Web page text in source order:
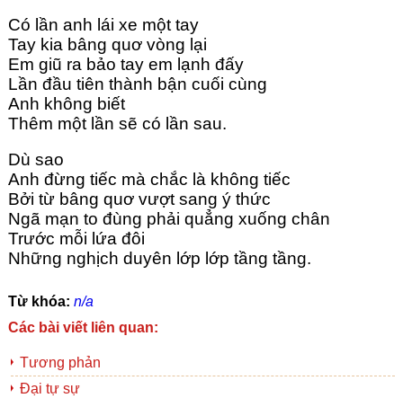
Có lần anh lái xe một tay
Tay kia bâng quơ vòng lại
Em giũ ra bảo tay em lạnh đấy
Lần đầu tiên thành bận cuối cùng
Anh không biết
Thêm một lần sẽ có lần sau.
Dù sao
Anh đừng tiếc mà chắc là không tiếc
Bởi từ bâng quơ vượt sang ý thức
Ngã mạn to đùng phải quẳng xuống chân
Trước mỗi lứa đôi
Những nghịch duyên lớp lớp tầng tầng.
Từ khóa: n/a
Các bài viết liên quan:
Tương phản
Đại tự sự